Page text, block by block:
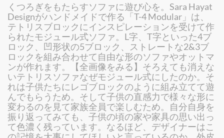
くつろぎをもたらすソファに遊び心を。Sara Hayat
Designがハンドメイドで作る「T-4 Modular」は、
テトリスブロックにインスピレーションを受けて作
られたモジュール式ソファ。L字、T字といった4ブ
ロック、凹形状の5ブロック、ストレートな2&3ブ
ロックを組み合わせて自由な形のソファやオットマ
ンが作れます。【全画像をみる】そろえても消えな
いテトリスソファなぜモジュール式にしたのか。そ
れは子供たちにレゴブロックのように組み立てて遊
んでもらうため。そして子供の直感力で様々な形に
変わるのを見て家族全員で楽しむため。自分自身を
振り返ってみても、子供の頃の家や家具の思い出っ
て色濃く残っています。なるほど、デザイナーはこ